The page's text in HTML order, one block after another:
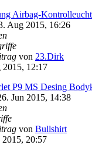
Airbag-
Aug 2015, 16:26
von 23.Dirk
12:17
P9 MS Desing
Jun 2015, 14:38
von Bullshirt
20:57